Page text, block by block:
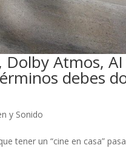
Dolby Atmos,
debes
y Sonido
tener un “cine en casa”